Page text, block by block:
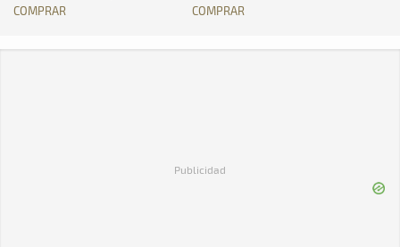
COMPRAR COMPRAR
Publicidad